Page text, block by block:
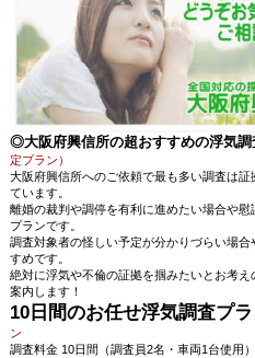
◎大阪府興信所の超おすすめの浮気調
定プラン）
大阪府興信所へのご依頼で最も多い調査は
ています。
離婚の裁判や調停を有利に進めたい場合や
プランです。
調査対象者の怪しい予定が分かりづらい場
すめです。
絶対に浮気や不倫の証拠を掴みたいとお考
案内します！
10日間のお任せ浮気調査プ
ン
調査料金 10日間（調査員2名・車両1台使用